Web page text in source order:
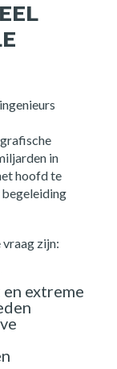
in
hoofd te
zijn:
extreme